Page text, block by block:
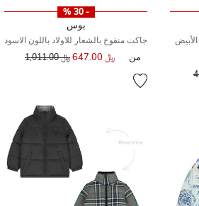
من
- 30 %
بوس
جاكت منفوخ بالشعار للاولاد باللون الاسود
من ﷼ 647.00 سعر مخفض من
﷼ 1,011.00 إلى